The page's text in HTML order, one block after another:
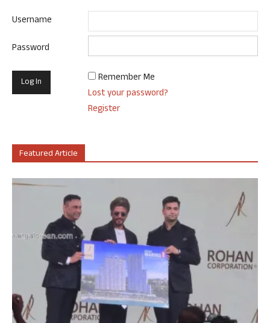
Username
Password
Remember Me
Lost your password?
Register
Featured Article